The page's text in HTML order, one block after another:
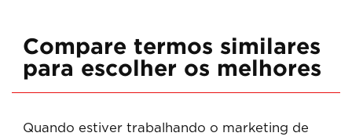
Compare termos similares
para escolher os melhores
Quando estiver trabalhando o marketing de